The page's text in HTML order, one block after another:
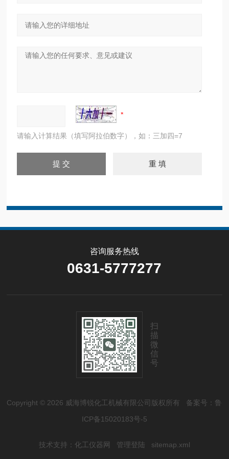
请输入计算结果（填写阿拉伯数字），如：三加四=7
咨询服务热线
0631-5777277
扫
描
微
信
号
Copyright © 2026 威海博锐化工机械有限公司版权所有 备案号：鲁
ICP备15020183号-5
技术支持： 化工仪器网 管理登陆 sitemap.xml